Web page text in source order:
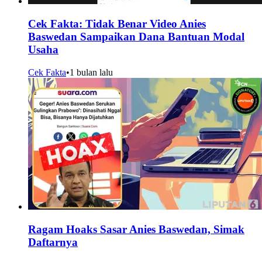
Cek Fakta: Tidak Benar Video Anies
Baswedan Sampaikan Dana Bantuan Modal
Usaha
Cek Fakta•1 bulan lalu
Ragam Hoaks Sasar Anies Baswedan, Simak
Daftarnya